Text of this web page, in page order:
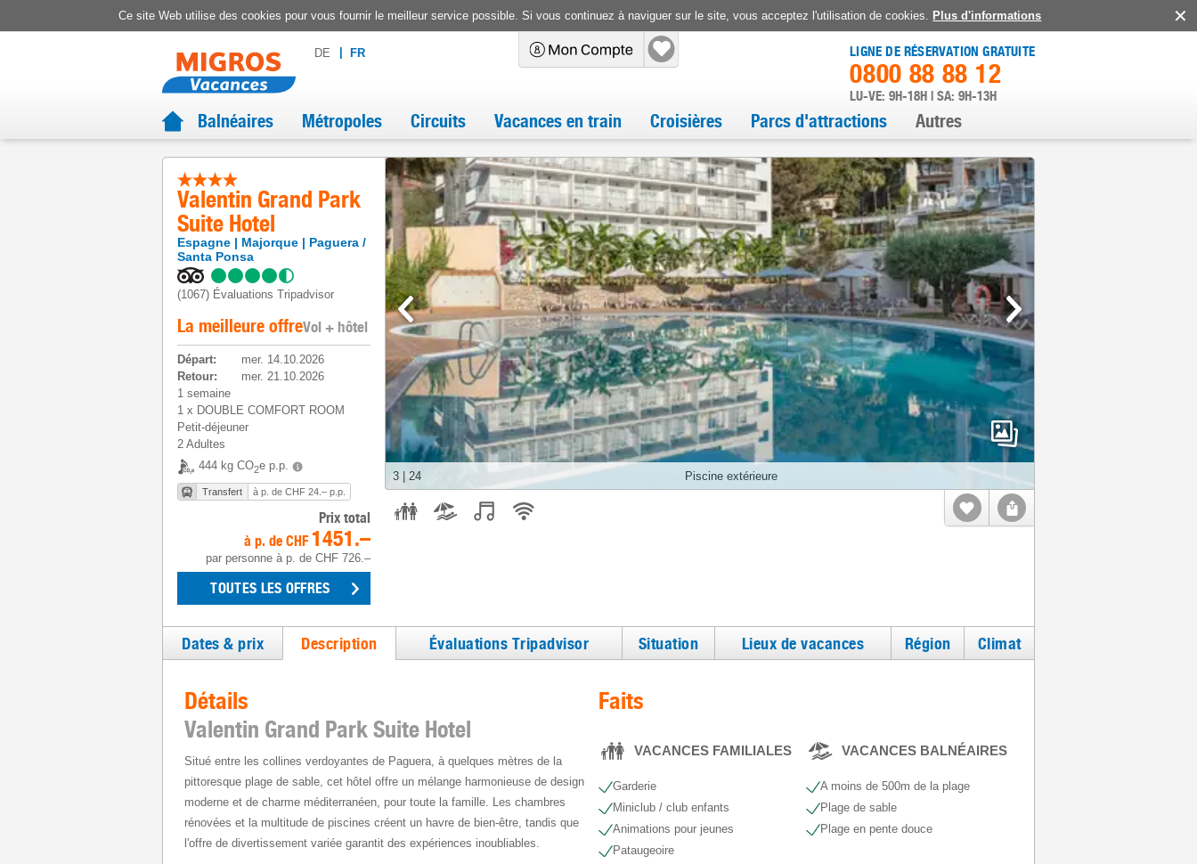
Ce site Web utilise des cookies pour vous fournir le meilleur service possible. Si vous continuez à naviguer sur le site, vous acceptez l'utilisation de cookies. Plus d'informations
DE FR LIGNE DE RÉSERVATION GRATUITE
0800 88 88 12
LU-VE: 9H-18H | SA: 9H-13H
Balnéaires Métropoles Circuits Vacances en train Croisières Parcs d'attractions Autres
Valentin Grand Park
Suite Hotel
Espagne Majorque
Paguera /
Santa Ponsa
(1067) Évaluations Tripadvisor
La meilleure offreVol + hôtel
Départ:
mer. 14.10.2026
Retour:
mer. 21.10.2026
1 semaine
1 x DOUBLE COMFORT ROOM
Petit-déjeuner
2 Adultes
444 kg CO2e p.p.
Transfert à p. de CHF 24.– p.p.
Prix total
à p. de CHF 1451.–
par personne à p. de CHF 726.–
TOUTES LES OFFRES
Piscine extérieure
3 24
Dates & prix Description Évaluations Tripadvisor Situation Lieux de vacances Région Climat
Détails
Valentin Grand Park Suite Hotel
Situé entre les collines verdoyantes de Paguera, à quelques mètres de la
pittoresque plage de sable, cet hôtel offre un mélange harmonieuse de design
moderne et de charme méditerranéen, pour toute la famille. Les chambres
rénovées et la multitude de piscines créent un havre de bien-être, tandis que
l'offre de divertissement variée garantit des expériences inoubliables.
Faits
VACANCES FAMILIALES
Garderie
Miniclub / club enfants
Animations pour jeunes
Pataugeoire
VACANCES BALNÉAIRES
A moins de 500m de la plage
Plage de sable
Plage en pente douce